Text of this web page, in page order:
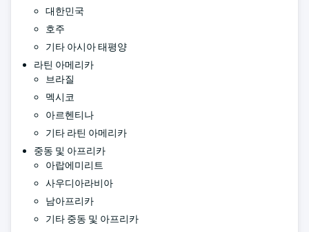
대한민국
호주
기타 아시아 태평양
라틴 아메리카
브라질
멕시코
아르헨티나
기타 라틴 아메리카
중동 및 아프리카
아랍에미리트
사우디아라비아
남아프리카
기타 중동 및 아프리카